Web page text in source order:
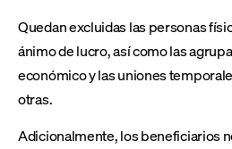
Quedan excluidas las personas
ánimo de lucro, así como las
económico y las uniones
otras.
Adicionalmente, los beneficiarios